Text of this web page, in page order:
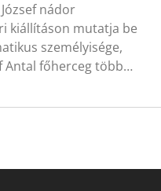
nádor
kiállításon mutatja be
személyisége,
Antal főherceg több…